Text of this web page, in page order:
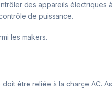
des appareils électriques
de puissance.
les makers.
être reliée à la charge AC.